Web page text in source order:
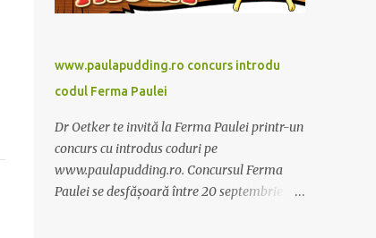
www.paulapudding.ro concurs introdu
codul Ferma Paulei
Dr Oetker te invită la Ferma Paulei printr-un
concurs cu introdus coduri pe
www.paulapudding.ro. Concursul Ferma
Paulei se desfășoară între 20 septembrie -